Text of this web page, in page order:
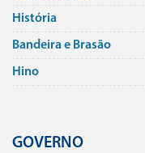
História
Bandeira e Brasão
Hino
GOVERNO